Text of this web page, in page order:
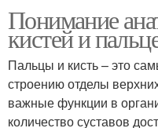
Понимание
кистей и
Пальцы и кисть – это
строению отделы
важные функции в
количество суставов